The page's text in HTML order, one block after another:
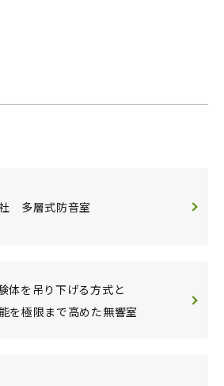
多層式防音室
体を吊り下げる方式と
を極限まで高めた無響室